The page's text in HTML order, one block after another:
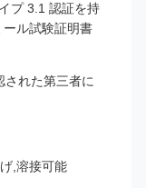
プ 3.1 認証を持
ル試験証明書
された第三者に
,溶接可能